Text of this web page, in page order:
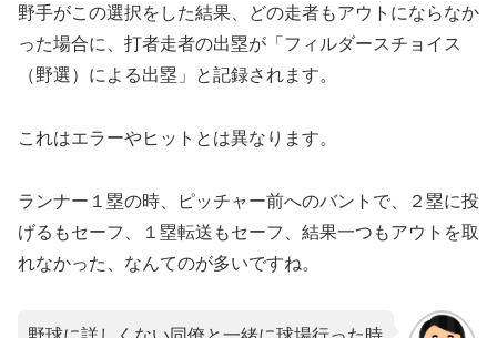
野手がこの選択をした結果、どの走者もアウトにならなか
った場合に、打者走者の出塁が「フィルダースチョイス
（野選）による出塁」と記録されます。
これはエラーやヒットとは異なります。
ランナー１塁の時、ピッチャー前へのバントで、２塁に投
げるもセーフ、１塁転送もセーフ、結果一つもアウトを取
れなかった、なんてのが多いですね。